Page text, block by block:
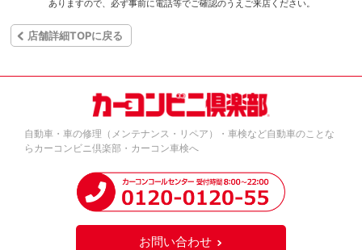
ありますので、必ず事前に電話等でご確認のうえご来店ください。
店舗詳細TOPに戻る
自動車・車の修理（メンテナンス・リペア）・車検など自動車のことな
らカーコンビニ倶楽部・カーコン車検へ
お問い合わせ